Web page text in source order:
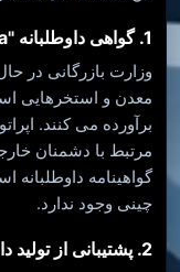
1. گواهی داوطلبانه "Mined in America"
وزارت بازرگانی در
معدن و استخرهایی
برآورده می کنند.
مرتبط با دشمنان
گواهینامه
چینی وجود ندارد.
2. پشتیبانی از تولید داخلی